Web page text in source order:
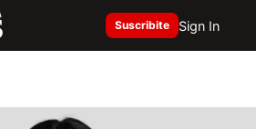
Suscribite Sign In